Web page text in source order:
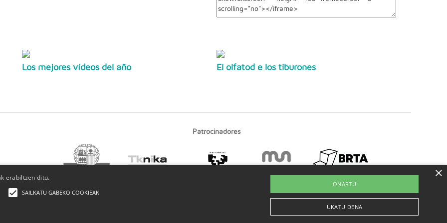
Los mejores vídeos del año El olfatod e los tiburones
Patrocinadores
erabiltzen ditu.
SAILKATU GABEKO COOKIEAK
ONARTU
UKATU DENA
×